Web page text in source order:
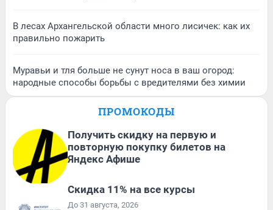
В лесах Архангельской области много лисичек: как их
правильно пожарить
Муравьи и тля больше не сунут носа в ваш огород:
народные способы борьбы с вредителями без химии
ПРОМОКОДЫ
Получить скидку на первую и
повторную покупку билетов на
Яндекс Афише
Скидка 11% на все курсы
До 31 августа, 2026